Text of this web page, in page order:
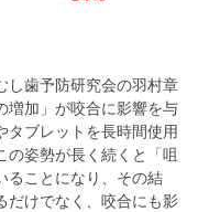
し歯予防研究会の羽村章
増加」が咬合に影響を与
タブレットを長時間使用
の姿勢が長く続くと「咀
ることになり、その結
だけでなく、咬合にも影